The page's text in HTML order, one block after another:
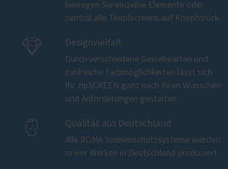
bewegen Sie einzelne Elemente oder
zentral alle Textilscreens auf Knopfdruck.
 Designvielfalt
Durch verschiedene Gewebearten und
zahlreiche Farbmöglichkeiten lässt sich
Ihr zipSCREEN ganz nach Ihren Wünschen
und Anforderungen gestalten.
 Qualität aus Deutschland
Alle ROMA Sonnenschutzsysteme werden
in vier Werken in Deutschland produziert.